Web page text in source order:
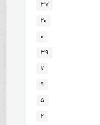
۳۷
۲۰
۰
۳۹
۷
۹
۵
۲